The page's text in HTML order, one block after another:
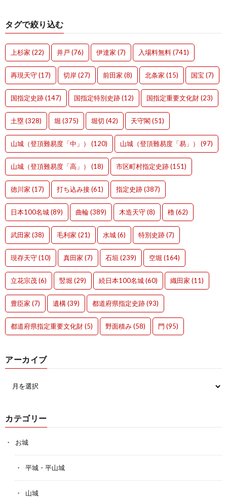
タグで絞り込む
上杉家 (22) 井戸 (76) 伊達家 (7) 入場料無料(741)
再現天守(17) 切岸(27) 前田家 (8) 北条家 (15) 国宝 (7)
国指定史跡(147) 国指定特別史跡(12) 国指定重要文化財(23)
土塁 (328) 堀 (375) 堀切 (42) 天守閣(51)
山城（登頂難易度「中」） (120) 山城（登頂難易度「易」） (97)
山城（登頂難易度「高」） (18) 市区町村指定史跡(151)
徳川家 (17) 打ち込み接(61) 指定史跡(387)
日本100名城(89) 曲輪(389) 木造天守(8) 櫓(62)
武田家 (38) 毛利家 (21) 水城(6) 特別史跡(7)
現存天守(10) 真田家 (7) 石垣 (239) 空堀 (164)
立花宗茂(6) 竪堀 (29) 続日本100名城(60) 織田家 (11)
豊臣家 (7) 遺構(39) 都道府県指定史跡(93)
都道府県指定重要文化財(5) 野面積み(58) 門 (95)
アーカイブ
カテゴリー
お城
平城・平山城
山城